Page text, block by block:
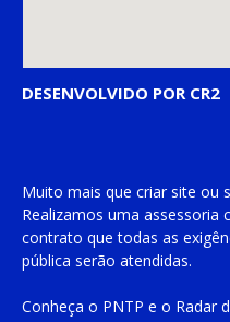
DESENVOLVIDO POR CR2
Muito mais que criar site ou
Realizamos uma assessoria
contrato que todas as
pública serão atendidas.
Conheça o PNTP e o Radar